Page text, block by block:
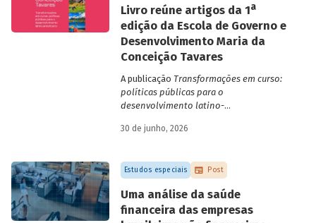
Livro reúne artigos da 1a
edição da Escola de Governo e
Desenvolvimento Maria da
Conceição Tavares
A publicação Transformações em curso:
políticas públicas para o
desenvolvimento latino-
da Escola de Governo e Desenvolvimento
30 de junho, 2026
Estudos especiais Post
Uma análise da saúde
financeira das empresas